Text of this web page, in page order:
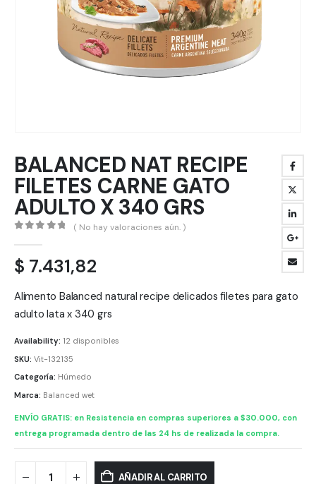
BALANCED NAT RECIPE
FILETES CARNE GATO
ADULTO X 340 GRS
( No hay valoraciones aún. )
$ 7.431,82
Alimento Balanced natural recipe delicados filetes para gato
adulto lata x 340 grs
Availability: 12 disponibles
SKU: Vit-132135
Categoría: Húmedo
Marca: Balanced wet
ENVÍO GRATIS: en Resistencia en compras superiores a $30.000, con
entrega programada dentro de las 24 hs de realizada la compra.
AÑADIR AL CARRITO